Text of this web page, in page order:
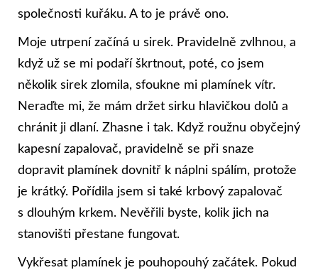
společnosti kuřáku. A to je právě ono.
Moje utrpení začíná u sirek. Pravidelně zvlhnou, a
když už se mi podaří škrtnout, poté, co jsem
několik sirek zlomila, sfoukne mi plamínek vítr.
Neraďte mi, že mám držet sirku hlavičkou dolů a
chránit ji dlaní. Zhasne i tak. Když roužnu obyčejný
kapesní zapalovač, pravidelně se při snaze
dopravit plamínek dovnitř k náplni spálím, protože
je krátký. Pořídila jsem si také krbový zapalovač
s dlouhým krkem. Nevěřili byste, kolik jich na
stanovišti přestane fungovat.
Vykřesat plamínek je pouhopouhý začátek. Pokud